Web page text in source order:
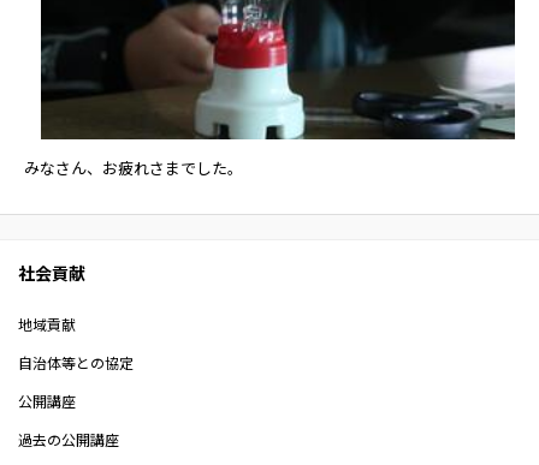
みなさん、お疲れさまでした。
社会貢献
地域貢献
自治体等との協定
公開講座
過去の公開講座